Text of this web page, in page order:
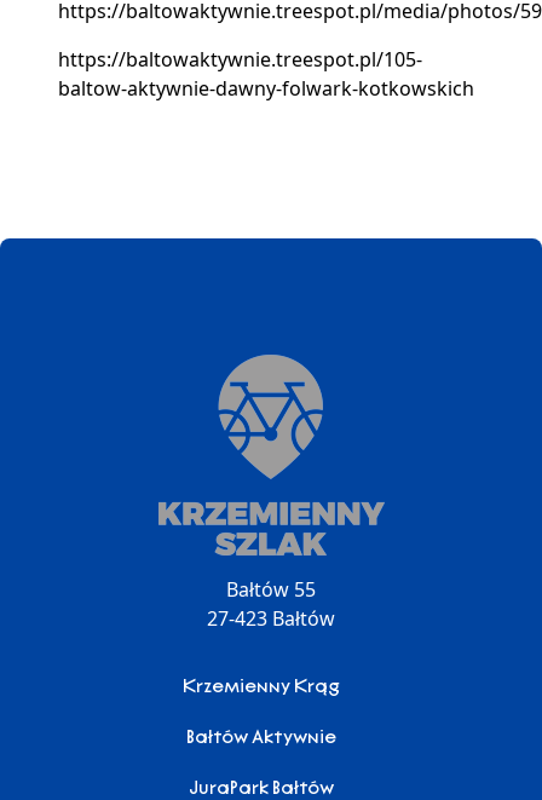
https://baltowaktywnie.treespot.pl/media/photos/
https://baltowaktywnie.treespot.pl/105-
baltow-aktywnie-dawny-folwark-kotkowskich
Bałtów 55
27-423 Bałtów
Krzemienny Krąg
Bałtów Aktywnie
JuraPark Bałtów